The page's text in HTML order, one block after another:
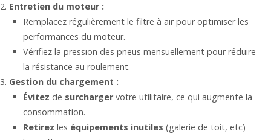
Entretien du moteur :
Remplacez régulièrement le filtre à air pour optimiser les
performances du moteur.
Vérifiez la pression des pneus mensuellement pour réduire
la résistance au roulement.
Gestion du chargement :
Évitez de surcharger votre utilitaire, ce qui augmente la
consommation.
Retirez les équipements inutiles (galerie de toit, etc)